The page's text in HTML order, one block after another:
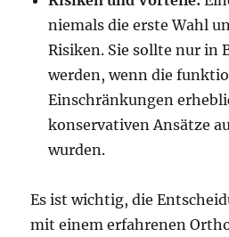
niemals die erste Wahl
Risiken. Sie sollte nur in
werden, wenn die
Einschränkungen
konservativen Ansätze
wurden.
Es ist wichtig, die
mit einem erfahrenen